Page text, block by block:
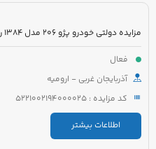
مزایده دولتی خودرو پژو 206 مدل 1384 رنگ خاکستری
فعال
آذربایجان غربی - ارومیه
کد مزایده : 5221002194000025
اطلاعات بیشتر